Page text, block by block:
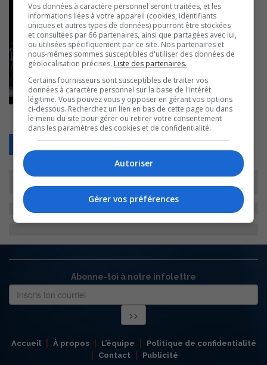
Abonne-toi à notre infolettre
Accueil À propos L’équipe
Politique de confidentialité
Contact
Publicité
Vos données à caractère personnel seront traitées, et les
informations liées à votre appareil (cookies, identifiants
uniques et autres types de données) pourront être stockées
et consultées par 66 partenaires, ainsi que partagées avec lui,
ou utilisées spécifiquement par ce site. Nos partenaires et
nous-mêmes sommes susceptibles d'utiliser des données de
géolocalisation précises. Liste des partenaires.
Certains fournisseurs sont susceptibles de traiter vos
données à caractère personnel sur la base de l'intérêt
légitime. Vous pouvez vous y opposer en gérant vos options
ci-dessous. Recherchez un lien en bas de cette page ou dans
le menu du site pour gérer ou retirer votre consentement
dans les paramètres des cookies et de confidentialité.
Autoriser
Gérer vos préférences